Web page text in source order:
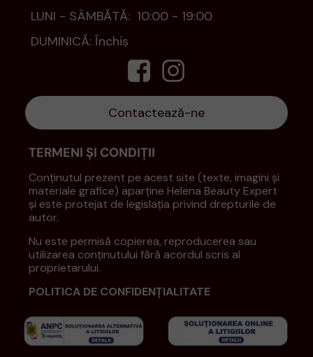
TERMENI ȘI CONDIȚII
Conținutul prezent pe acest site (texte, imagini și
materiale grafice) aparține Helena Beauty Expert
și este protejat de legislația privind drepturile de
autor.
Nu este permisă copierea, reproducerea sau
utilizarea conținutului fără acordul scris al
proprietarului.
POLITICA DE CONFIDENȚIALITATE
LUNI - SÂMBĂTĂ: 10:00 - 19:00
DUMINICĂ: Închis
Contactează-ne